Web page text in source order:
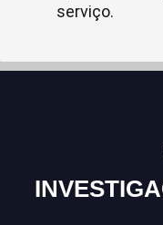
serviço.